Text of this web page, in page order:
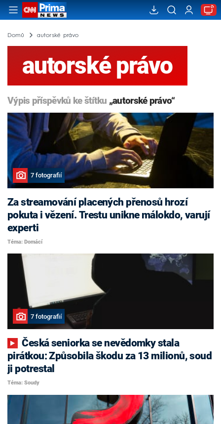
Domů autorské právo
autorské právo
Výpis příspěvků ke štítku „autorské právo“
7 fotografií
Za streamování placených přenosů hrozí
pokuta i vězení. Trestu unikne málokdo, varují
experti
Téma: Domácí
7 fotografií
Česká seniorka se nevědomky stala
pirátkou: Způsobila škodu za 13 milionů, soud
ji potrestal
Téma: Soudy